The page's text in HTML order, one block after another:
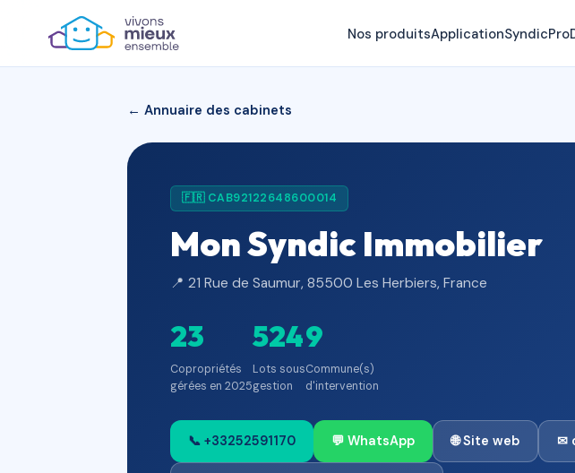
Nos produitsApplicationSyndicPro
← Annuaire des cabinets
🇫🇷 CAB92122648600014
Mon Syndic Immobilier
📍 21 Rue de Saumur, 85500 Les Herbiers, France
23
Copropriétés
gérées en 2025
524
Lots sous
gestion
9
Commune(s)
d'intervention
📞 +33252591170 💬 WhatsApp 🌐 Site web ✉